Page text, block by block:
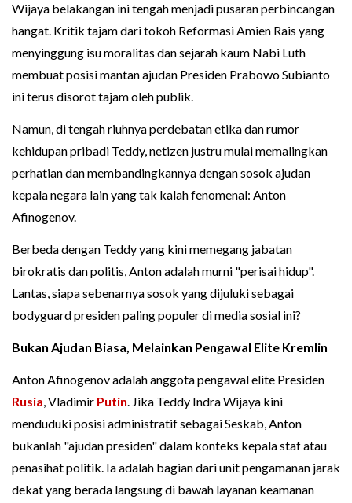
Wijaya belakangan ini tengah menjadi pusaran perbincangan
hangat. Kritik tajam dari tokoh Reformasi Amien Rais yang
menyinggung isu moralitas dan sejarah kaum Nabi Luth
membuat posisi mantan ajudan Presiden Prabowo Subianto
ini terus disorot tajam oleh publik.
Namun, di tengah riuhnya perdebatan etika dan rumor
kehidupan pribadi Teddy, netizen justru mulai memalingkan
perhatian dan membandingkannya dengan sosok ajudan
kepala negara lain yang tak kalah fenomenal: Anton
Afinogenov.
Berbeda dengan Teddy yang kini memegang jabatan
birokratis dan politis, Anton adalah murni "perisai hidup".
Lantas, siapa sebenarnya sosok yang dijuluki sebagai
bodyguard presiden paling populer di media sosial ini?
Bukan Ajudan Biasa, Melainkan Pengawal Elite Kremlin
Anton Afinogenov adalah anggota pengawal elite Presiden
Rusia, Vladimir Putin. Jika Teddy Indra Wijaya kini
menduduki posisi administratif sebagai Seskab, Anton
bukanlah "ajudan presiden" dalam konteks kepala staf atau
penasihat politik. Ia adalah bagian dari unit pengamanan jarak
dekat yang berada langsung di bawah layanan keamanan